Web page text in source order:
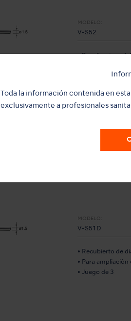
Toda la información contenida en
exclusivamente a profesionales
MODELO:
V-S52
• Para limpieza
MODELO:
V-S51D
• Recubierto de
• Para
• Juego de 3